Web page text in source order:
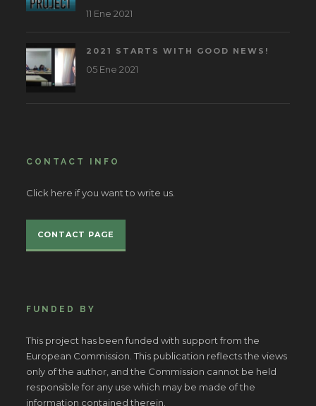
11 Ene 2021
2021 STARTS WITH GOOD NEWS!
05 Ene 2021
CONTACT INFO
Click here if you want to write us.
CONTACT PAGE
FUNDED BY
This project has been funded with support from the
European Commission. This publication reflects the views
only of the author, and the Commission cannot be held
responsible for any use which may be made of the
information contained therein.